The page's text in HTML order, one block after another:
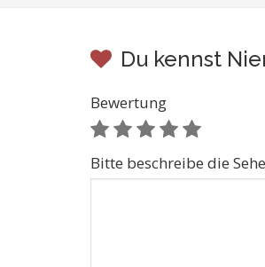
Du kennst
Bewertung
Bitte beschreibe die